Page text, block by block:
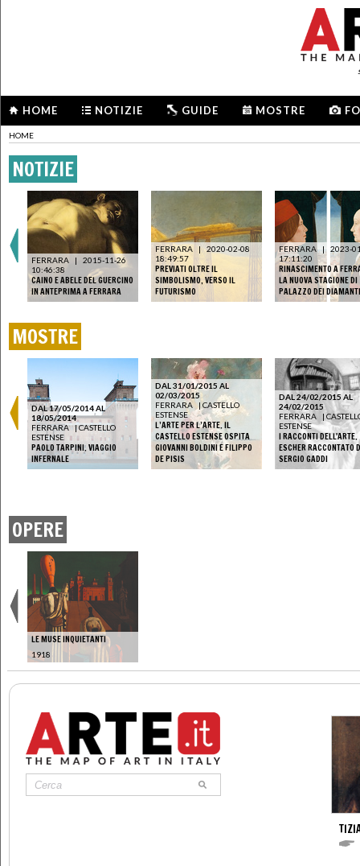
HOME NOTIZIE GUIDE MOSTRE
HOME
NOTIZIE
FERRARA |
2015-11-26
10:46:38
CAINO E ABELE DEL GUERCINO
IN ANTEPRIMA A FERRARA
FERRARA |
2020-02-08
18:49:57
PREVIATI OLTRE IL
SIMBOLISMO, VERSO IL
FUTURISMO
FERRARA | 2023-
17:11:20
RINASCIMENTO A
LA NUOVA STAGIONE DI
PALAZZO DEI DIAMANTI
MOSTRE
DAL 17/05/2014 AL
18/05/2014
FERRARA |CASTELLO
ESTENSE
PAOLO TARPINI. VIAGGIO
INFERNALE
DAL 31/01/2015 AL
02/03/2015
FERRARA
| CASTELLO
ESTENSE
L’ARTE PER L’ARTE. IL
CASTELLO ESTENSE OSPITA
GIOVANNI BOLDINI E FILIPPO
DE PISIS
DAL 24/02/2015 AL
24/02/2015
FERRARA
|
ESTENSE
I RACCONTI DELL'ARTE.
ESCHER RACCONTATO
SERGIO GADDI
OPERE
LE MUSE INQUIETANTI
1918